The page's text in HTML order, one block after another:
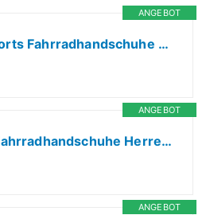
ANGEBOT
Souke Sports Fahrradhandschuhe Halbfinger Herren Damen Gel Stoßdämpfung Fitness Handschuhe Atmungsaktiv Anti-Rutsch Radhandschuhe
ANGEBOT
Lamicall Fahrradhandschuhe Herren & Damen, Fitness Handschuhe - [Stoßdämpfend & Atmungsaktiv] Halbfinger MTB Handschuhe Herren Sommer, Weich & Leicht Sporthandschuhe für Radfahren, Trekking, Motorrad
ANGEBOT